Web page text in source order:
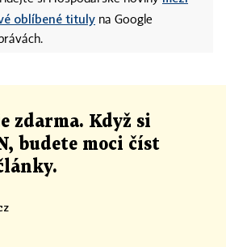
oblíbené tituly na Google
zdarma. Když si
budete moci číst
.